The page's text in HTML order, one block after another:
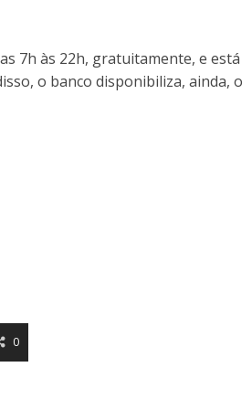
7h às 22h, gratuitamente, e está
o banco disponibiliza, ainda, o
0